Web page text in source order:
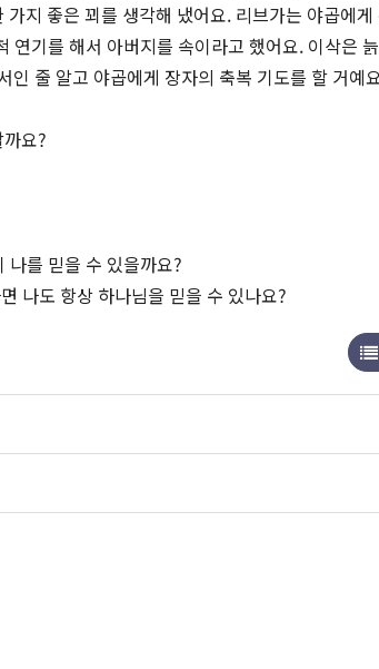
지 좋은 꾀를 생각해 냈어요. 리브가는 야곱에게
연기를 해서 아버지를 속이라고 했어요. 이삭은
인 줄 알고 야곱에게 장자의 축복 기도를 할 거예
요?
를 믿을 수 있을까요?
나도 항상 하나님을 믿을 수 있나요?